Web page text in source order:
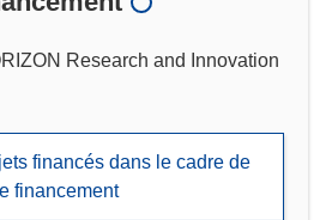
Research and Innovation
financés dans le cadre de
financement